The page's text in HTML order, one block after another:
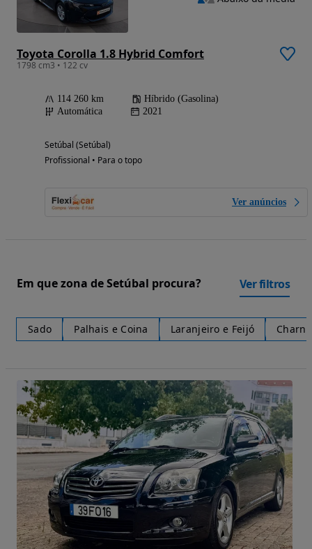
Toyota Corolla 1.8 Hybrid Comfort
1798 cm3 • 122 cv
114 260 km
Híbrido (Gasolina)
Automática
2021
Setúbal (Setúbal)
Profissional • Para o topo
Ver anúncios
Em que zona de Setúbal procura? Ver filtros
Sado Palhais e Coina Laranjeiro e Feijó